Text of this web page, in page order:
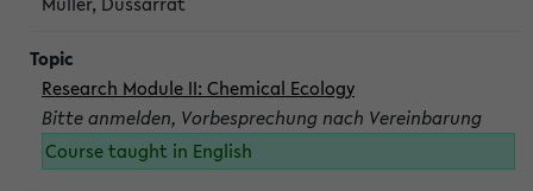
Research Module II: Chemical Ecology
Bitte anmelden, Vorbesprechung nach Vereinbarung
Course taught in English